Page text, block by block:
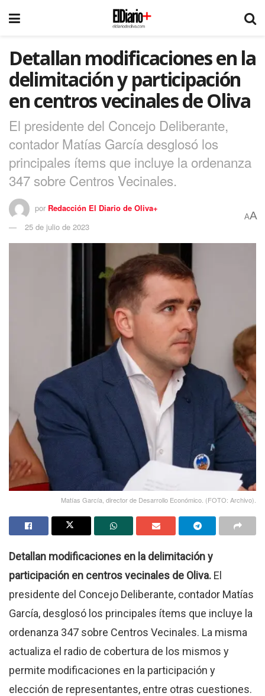
Detallan modificaciones en la
delimitación y participación
en centros vecinales de Oliva
El presidente del Concejo Deliberante,
contador Matías García desglosó los
principales ítems que incluye la ordenanza
347 sobre Centros Vecinales.
por Redacción El Diario de Oliva+
25 de julio de 2023
AA
Matías García, director de Desarrollo Económico. (FOTO: Archivo).
Detallan modificaciones en la delimitación y
participación en centros vecinales de Oliva. El
presidente del Concejo Deliberante, contador Matías
García, desglosó los principales ítems que incluye la
ordenanza 347 sobre Centros Vecinales. La misma
actualiza el radio de cobertura de los mismos y
permite modificaciones en la participación y
elección de representantes, entre otras cuestiones.